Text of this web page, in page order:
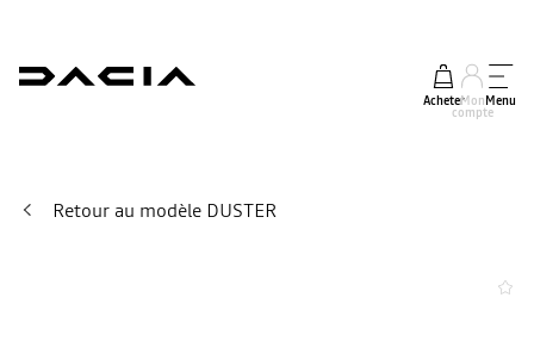
AcheterMon
compte
Menu
Retour au modèle DUSTER